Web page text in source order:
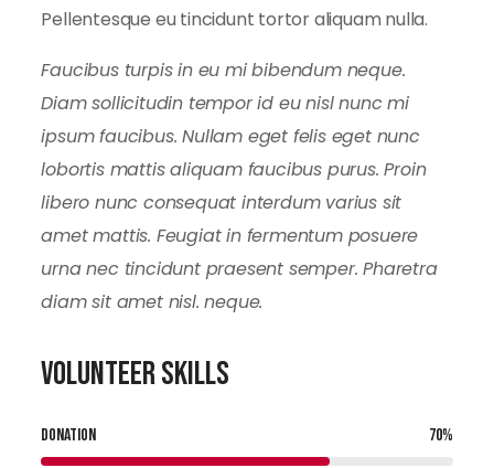
Pellentesque eu tincidunt tortor aliquam nulla.
Faucibus turpis in eu mi bibendum neque.
Diam sollicitudin tempor id eu nisl nunc mi
ipsum faucibus. Nullam eget felis eget nunc
lobortis mattis aliquam faucibus purus. Proin
libero nunc consequat interdum varius sit
amet mattis. Feugiat in fermentum posuere
urna nec tincidunt praesent semper. Pharetra
diam sit amet nisl. neque.
Volunteer Skills
DONATION 70%